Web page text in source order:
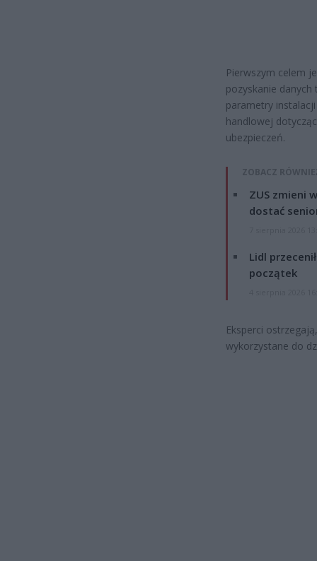
Pierwszym celem
pozyskanie
parametry
handlowej
ubezpieczeń.
ZOBACZ
ZUS zmieni
dostać
Lidl
początek
Eksperci
wykorzystane do